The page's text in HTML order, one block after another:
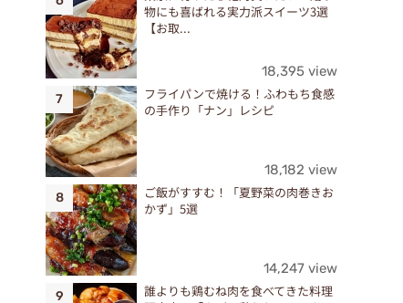
物にも喜ばれる実力派スイーツ3選
【お取...
18,395 view
フライパンで焼ける！ふわもち食感
の手作り「ナン」レシピ
18,182 view
ご飯がすすむ！「夏野菜の肉巻きお
かず」5選
14,247 view
誰よりも鶏むね肉を食べてきた料理